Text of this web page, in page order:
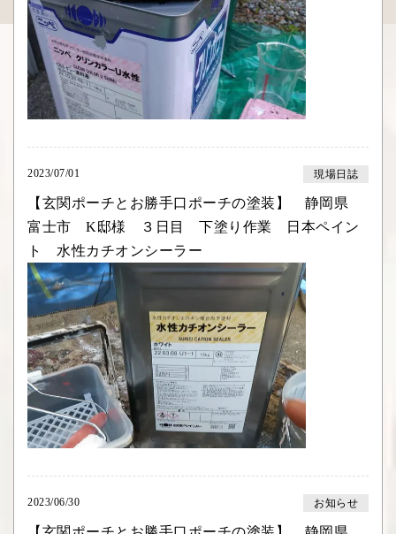
2023/07/01 現場日誌
【玄関ポーチとお勝手口ポーチの塗装】 静岡県
富士市 K邸様 ３日目 下塗り作業 日本ペイン
ト 水性カチオンシーラー
2023/06/30 お知らせ